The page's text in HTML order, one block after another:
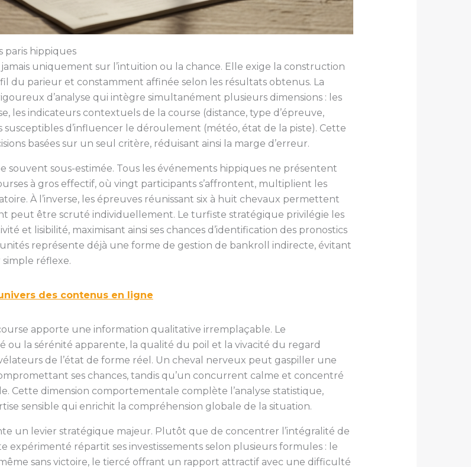
hippiques
uniquement sur l’intuition ou la chance. Elle exige la construction
du parieur et constamment affinée selon les résultats obtenus. La
d’analyse qui intègre simultanément plusieurs dimensions : les
les indicateurs contextuels de la course (distance, type d’épreuve,
d’influencer le déroulement (météo, état de la piste). Cette
basées sur un seul critère, réduisant ainsi la marge d’erreur.
souvent sous-estimée. Tous les événements hippiques ne présentent
à gros effectif, où vingt participants s’affrontent, multiplient les
À l’inverse, les épreuves réunissant six à huit chevaux permettent
peut être scruté individuellement. Le turfiste stratégique privilégie les
et lisibilité, maximisant ainsi ses chances d’identification des pronostics
représente déjà une forme de gestion de bankroll indirecte, évitant
réflexe.
des contenus en ligne
apporte une information qualitative irremplaçable. Le
ou la sérénité apparente, la qualité du poil et la vivacité du regard
de l’état de forme réel. Un cheval nerveux peut gaspiller une
ses chances, tandis qu’un concurrent calme et concentré
Cette dimension comportementale complète l’analyse statistique,
sensible qui enrichit la compréhension globale de la situation.
un levier stratégique majeur. Plutôt que de concentrer l’intégralité de
expérimenté répartit ses investissements selon plusieurs formules : le
sans victoire, le tiercé offrant un rapport attractif avec une difficulté